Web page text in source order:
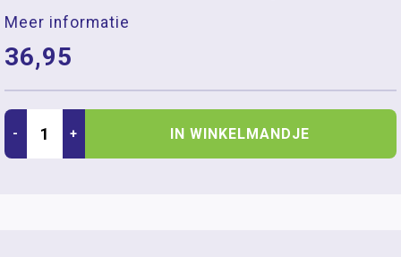
Meer informatie
36,95
- + IN WINKELMANDJE